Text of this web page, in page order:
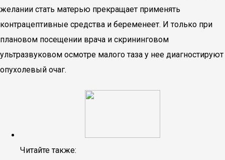
желании стать матерью прекращает применять
контрацептивные средства и беременеет. И только при
плановом посещении врача и скрининговом
ультразвуковом осмотре малого таза у нее диагностируют
опухолевый очаг.
Читайте также: